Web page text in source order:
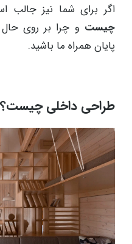
اگر برای شما نیز جالب
چیستو چرا بر روی حال
پایان همراه ما باشید.
طراحی داخلی چیست؟